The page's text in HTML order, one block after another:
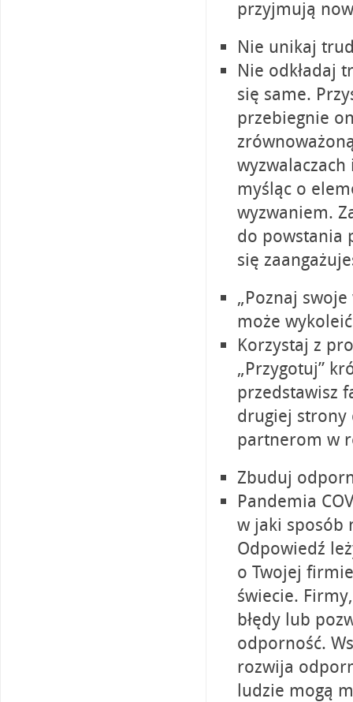
przyjmują
Nie unikaj
Nie odkładaj
się same.
przebiegnie
myśląc o
wyzwaniem.
do powstania
się
„Poznaj
może
Korzystaj z
„Przygotuj”
przedstawisz
drugiej strony
partnerom w
Zbuduj
Pandemia
w jaki sposób
Odpowiedź
o Twojej
świecie.
błędy lub
odporność.
rozwija
ludzie mogą